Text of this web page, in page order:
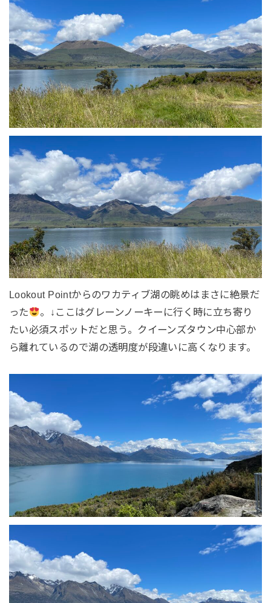
Lookout Pointからのワカティブ湖の眺めはまさに絶景だ
った
。↓ここはグレーンノーキーに行く時に立ち寄り
たい必須スポットだと思う。クイーンズタウン中心部か
ら離れているので湖の透明度が段違いに高くなります。